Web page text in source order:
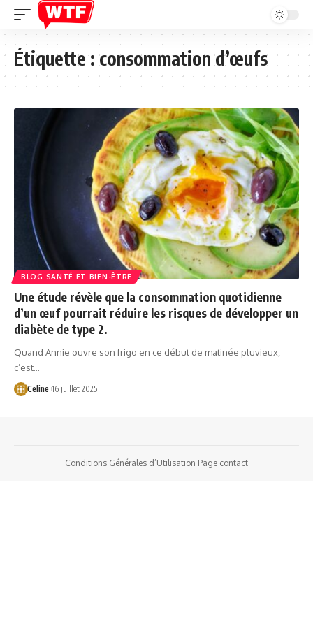
Étiquette :consommation d’œufs
BLOG SANTÉ ET BIEN-ÊTRE
Une étude révèle que la consommation quotidienne
d’un œuf pourrait réduire les risques de développer un
diabète de type 2.
Quand Annie ouvre son frigo en ce début de matinée pluvieux,
c’est…
Celine 16 juillet 2025
Conditions Générales d’Utilisation Page contact